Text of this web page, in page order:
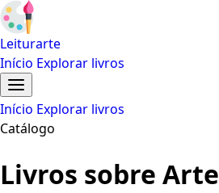
Leiturarte
Início Explorar livros
Início Explorar livros
Catálogo
Livros sobre Arte